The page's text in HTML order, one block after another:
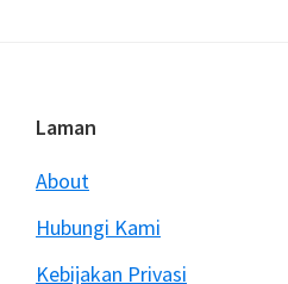
Footer
Laman
About
Hubungi Kami
Kebijakan Privasi